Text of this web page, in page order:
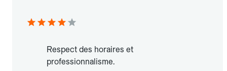
Respect des horaires et
professionnalisme.